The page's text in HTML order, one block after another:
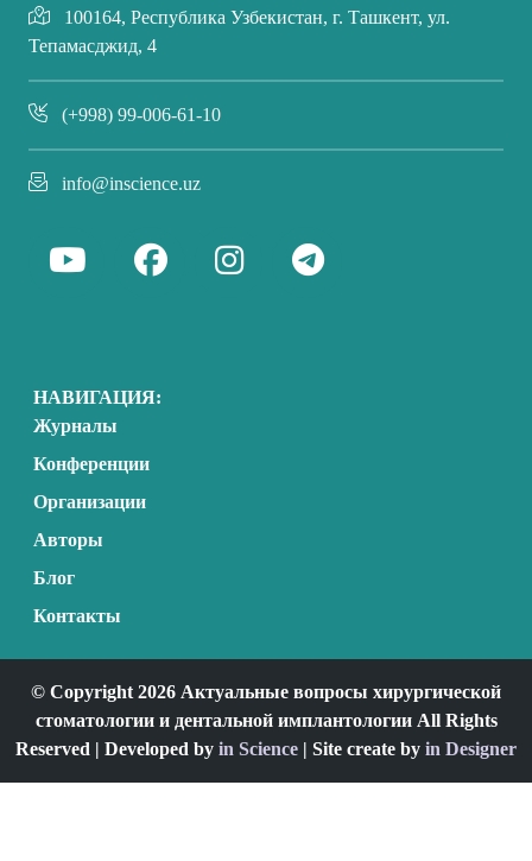
100164, Республика Узбекистан, г. Ташкент, ул.
Тепамасджид, 4
(+998) 99-006-61-10
info@inscience.uz
НАВИГАЦИЯ:
Журналы
Конференции
Организации
Авторы
Блог
Контакты
© Copyright 2026 Актуальные вопросы хирургической
стоматологии и дентальной имплантологии All Rights
Reserved | Developed by in Science | Site create by in Designer